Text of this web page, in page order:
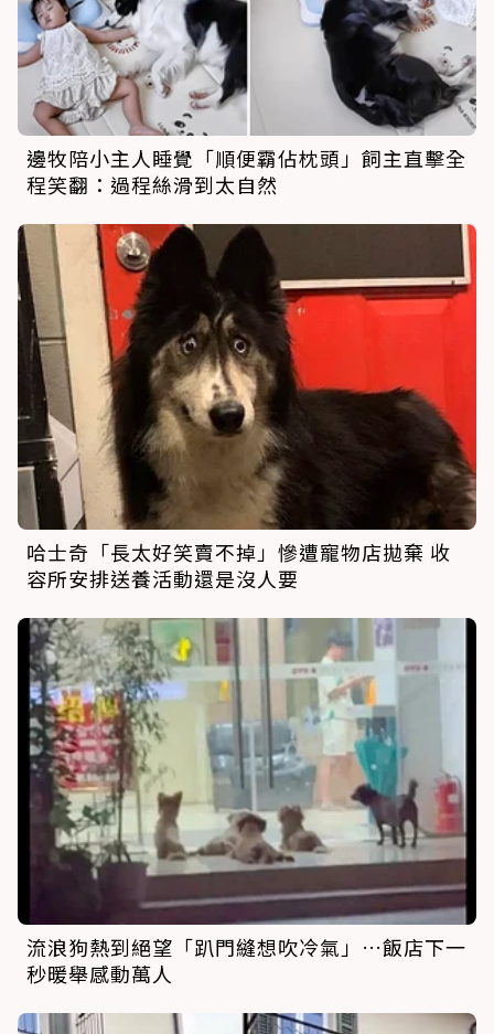
邊牧陪小主人睡覺「順便霸佔枕頭」飼主直擊全
程笑翻：過程絲滑到太自然
哈士奇「長太好笑賣不掉」慘遭寵物店拋棄 收
容所安排送養活動還是沒人要
流浪狗熱到絕望「趴門縫想吹冷氣」…飯店下一
秒暖舉感動萬人